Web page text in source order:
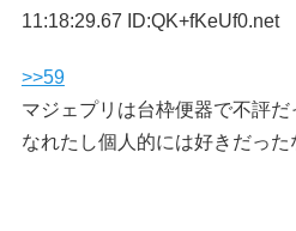
11:18:29.67 ID:QK+fKeUf0.net
>>59
マジェプリは台枠便器で不評だ
なれたし個人的には好きだった